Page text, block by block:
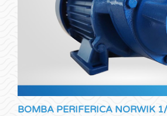
BOMBA PERIFERICA NORWIK